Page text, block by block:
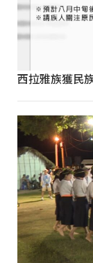
西拉雅族獲民